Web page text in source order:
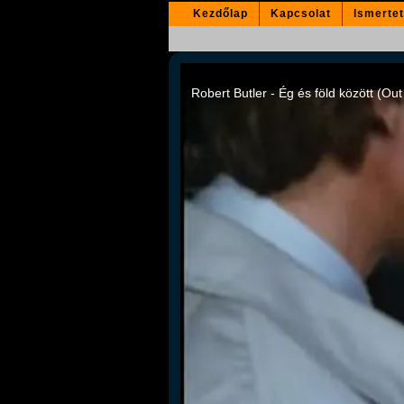
Kezdőlap Kapcsolat